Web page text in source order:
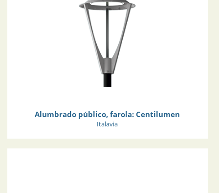
Alumbrado público, farola: Centilumen
Italavia